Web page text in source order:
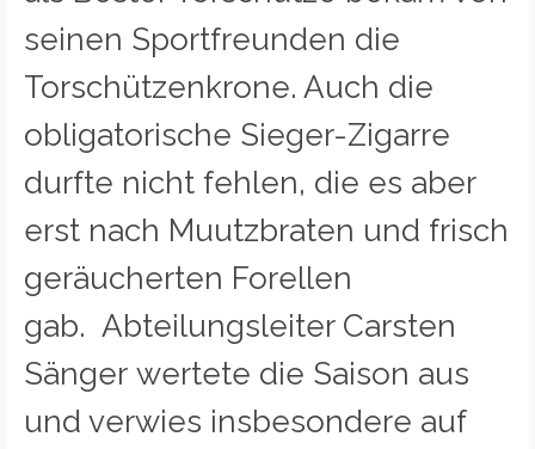
seinen Sportfreunden die
Torschützenkrone. Auch die
obligatorische Sieger-Zigarre
durfte nicht fehlen, die es aber
erst nach Muutzbraten und frisch
geräucherten Forellen
gab. Abteilungsleiter Carsten
Sänger wertete die Saison aus
und verwies insbesondere auf